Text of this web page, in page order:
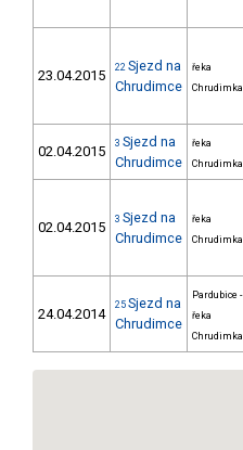
23.04.2015 22 Sjezd na
Chrudimce
řeka
Chrudimka
02.04.2015 3 Sjezd na
Chrudimce
řeka
Chrudimka
02.04.2015 3 Sjezd na
Chrudimce
řeka
Chrudimka
24.04.2014
25 Sjezd na
Chrudimce
Pardubice -
řeka
Chrudimka